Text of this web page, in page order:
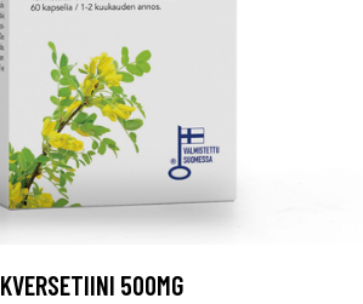
KVERSETIINI 500MG